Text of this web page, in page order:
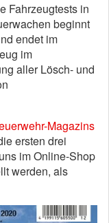
Fahrzeugtests in
beginnt
endet im
im
aller Lösch- und
Magazins
ersten drei
im Online-Shop
werden, als